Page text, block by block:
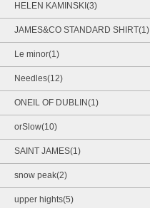
HELEN KAMINSKI(3)
JAMES&CO STANDARD SHIRT(1)
Le minor(1)
Needles(12)
ONEIL OF DUBLIN(1)
orSlow(10)
SAINT JAMES(1)
snow peak(2)
upper hights(5)